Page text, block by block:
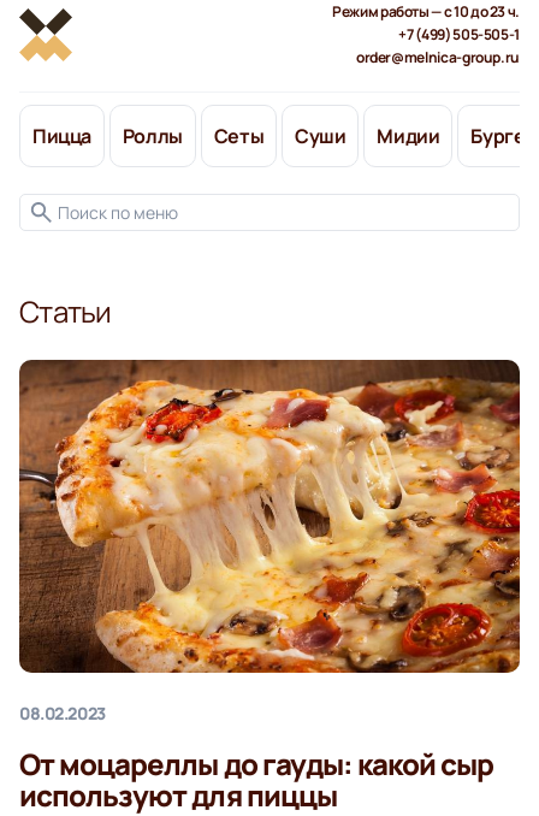
Режим работы — с 10 до 23 ч.
+7 (499) 505-505-1
order@melnica-group.ru
Пицца Роллы Сеты Суши Мидии
Статьи
08.02.2023
От моцареллы до гауды: какой сыр
используют для пиццы